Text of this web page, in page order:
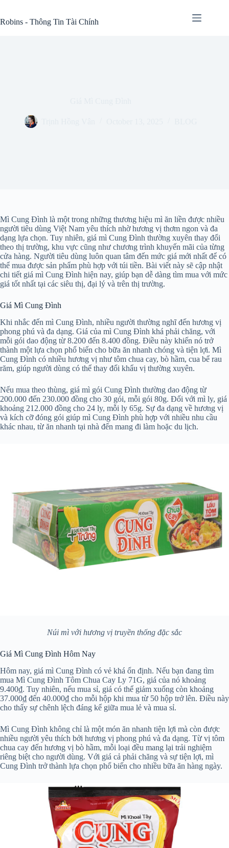
content
Robins - Thông Tin Tài Chính
Mì Cung Đình là một trong những thương hiệu mì ăn liền được nhiều
người tiêu dùng Việt Nam yêu thích nhờ hương vị thơm ngon và đa
dạng lựa chọn. Tuy nhiên, giá mì Cung Đình thường xuyên thay đổi
theo thị trường, khu vực cũng như chương trình khuyến mãi của từng
cửa hàng. Người tiêu dùng luôn quan tâm đến mức giá mới nhất để có
thể mua được sản phẩm phù hợp với túi tiền. Bài viết này sẽ cập nhật
chi tiết giá mì Cung Đình hiện nay, giúp bạn dễ dàng tìm mua với mức
giá tốt nhất tại các siêu thị, đại lý và trên thị trường.
Giá Mì Cung Đình
Khi nhắc đến mì Cung Đình, nhiều người thường nghĩ đến hương vị
phong phú và đa dạng. Giá của mì Cung Đình khá phải chăng, với
mỗi gói dao động từ 8.200 đến 8.400 đồng. Điều này khiến nó trở
thành một lựa chọn phổ biến cho bữa ăn nhanh chóng và tiện lợi. Mì
Cung Đình có nhiều hương vị như tôm chua cay, bò hầm, cua bể rau
răm, giúp người dùng có thể thay đổi khẩu vị thường xuyên.
Nếu mua theo thùng, giá mì gói Cung Đình thường dao động từ
200.000 đến 230.000 đồng cho 30 gói, mỗi gói 80g. Đối với mì ly, giá
khoảng 212.000 đồng cho 24 ly, mỗi ly 65g. Sự đa dạng về hương vị
và kích cỡ đóng gói giúp mì Cung Đình phù hợp với nhiều nhu cầu
khác nhau, từ ăn nhanh tại nhà đến mang đi làm hoặc du lịch.
Núi mì với hương vị truyền thống đặc sắc
Giá Mì Cung Đình Hôm Nay
Hôm nay, giá mì Cung Đình có vẻ khá ổn định. Nếu bạn đang tìm
mua Mì Cung Đình Tôm Chua Cay Ly 71G, giá của nó khoảng
9.400₫. Tuy nhiên, nếu mua sỉ, giá có thể giảm xuống còn khoảng
37.000₫ đến 40.000₫ cho mỗi hộp khi mua từ 50 hộp trở lên. Điều này
cho thấy sự chênh lệch đáng kể giữa mua lẻ và mua sỉ.
Mì Cung Đình không chỉ là một món ăn nhanh tiện lợi mà còn được
nhiều người yêu thích bởi hương vị phong phú và đa dạng. Từ vị tôm
chua cay đến hương vị bò hầm, mỗi loại đều mang lại trải nghiệm
riêng biệt cho người dùng. Với giá cả phải chăng và sự tiện lợi, mì
Cung Đình trở thành lựa chọn phổ biến cho nhiều bữa ăn hàng ngày.